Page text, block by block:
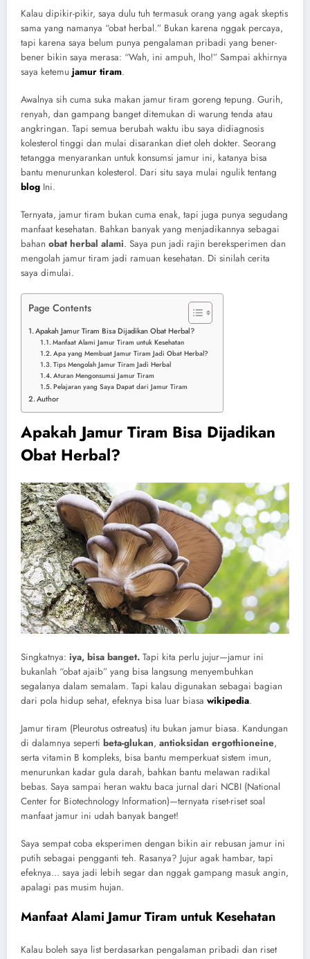
Kalau dipikir-pikir, saya dulu tuh termasuk orang yang agak skeptis
sama yang namanya “obat herbal.” Bukan karena nggak percaya,
tapi karena saya belum punya pengalaman pribadi yang bener-
bener bikin saya merasa: “Wah, ini ampuh, lho!” Sampai akhirnya
saya ketemu jamur tiram.
Awalnya sih cuma suka makan jamur tiram goreng tepung. Gurih,
renyah, dan gampang banget ditemukan di warung tenda atau
angkringan. Tapi semua berubah waktu ibu saya didiagnosis
kolesterol tinggi dan mulai disarankan diet oleh dokter. Seorang
tetangga menyarankan untuk konsumsi jamur ini, katanya bisa
bantu menurunkan kolesterol. Dari situ saya mulai ngulik tentang
blog Ini.
Ternyata, jamur tiram bukan cuma enak, tapi juga punya segudang
manfaat kesehatan. Bahkan banyak yang menjadikannya sebagai
bahan obat herbal alami. Saya pun jadi rajin bereksperimen dan
mengolah jamur tiram jadi ramuan kesehatan. Di sinilah cerita
saya dimulai.
Page Contents
Apakah Jamur Tiram Bisa Dijadikan Obat Herbal?
Manfaat Alami Jamur Tiram untuk Kesehatan
Apa yang Membuat Jamur Tiram Jadi Obat Herbal?
Tips Mengolah Jamur Tiram Jadi Herbal
Aturan Mengonsumsi Jamur Tiram
Pelajaran yang Saya Dapat dari Jamur Tiram
Author
Apakah Jamur Tiram Bisa Dijadikan
Obat Herbal?
Singkatnya: iya, bisa banget. Tapi kita perlu jujur—jamur ini
bukanlah “obat ajaib” yang bisa langsung menyembuhkan
segalanya dalam semalam. Tapi kalau digunakan sebagai bagian
dari pola hidup sehat, efeknya bisa luar biasa wikipedia.
Jamur tiram (Pleurotus ostreatus) itu bukan jamur biasa. Kandungan
di dalamnya seperti beta-glukan, antioksidan ergothioneine,
serta vitamin B kompleks, bisa bantu memperkuat sistem imun,
menurunkan kadar gula darah, bahkan bantu melawan radikal
bebas. Saya sampai heran waktu baca jurnal dari NCBI (National
Center for Biotechnology Information)—ternyata riset-riset soal
manfaat jamur ini udah banyak banget!
Saya sempat coba eksperimen dengan bikin air rebusan jamur ini
putih sebagai pengganti teh. Rasanya? Jujur agak hambar, tapi
efeknya… saya jadi lebih segar dan nggak gampang masuk angin,
apalagi pas musim hujan.
Manfaat Alami Jamur Tiram untuk Kesehatan
Kalau boleh saya list berdasarkan pengalaman pribadi dan riset